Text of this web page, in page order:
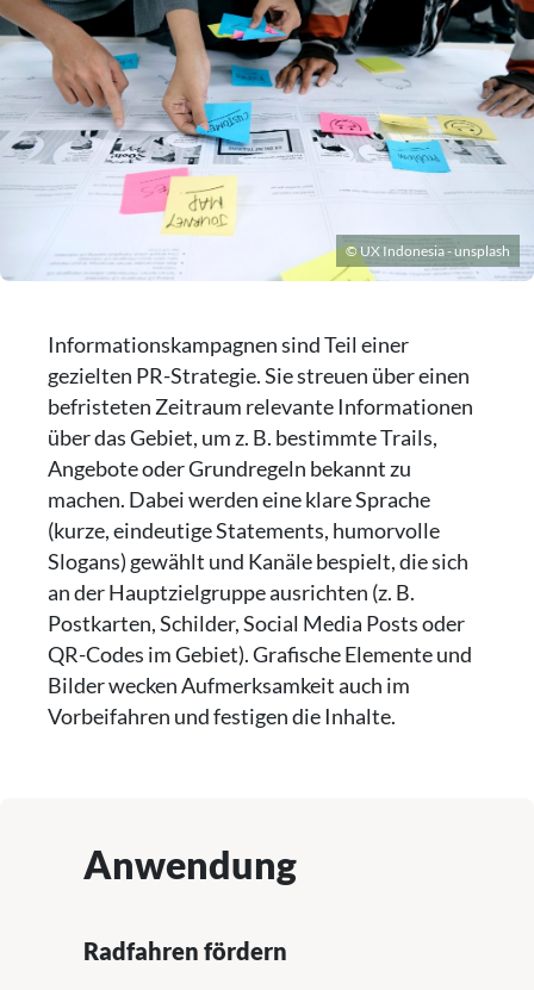
© UX Indonesia - unsplash
Informationskampagnen sind Teil einer
gezielten PR-Strategie. Sie streuen über einen
befristeten Zeitraum relevante Informationen
über das Gebiet, um z. B. bestimmte Trails,
Angebote oder Grundregeln bekannt zu
machen. Dabei werden eine klare Sprache
(kurze, eindeutige Statements, humorvolle
Slogans) gewählt und Kanäle bespielt, die sich
an der Hauptzielgruppe ausrichten (z. B.
Postkarten, Schilder, Social Media Posts oder
QR-Codes im Gebiet). Grafische Elemente und
Bilder wecken Aufmerksamkeit auch im
Vorbeifahren und festigen die Inhalte.
Anwendung
Radfahren fördern